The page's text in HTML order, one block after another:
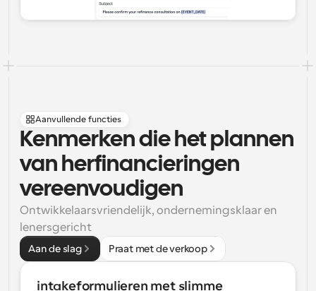
Aanvullende functies
Kenmerken die het plannen
van herfinancieringen
vereenvoudigen
Ontwikkelaarsvriendelijk, ondernemingsklaar en
lenersgericht
Aan de slag Praat met de verkoop
intakeformulieren met slimme